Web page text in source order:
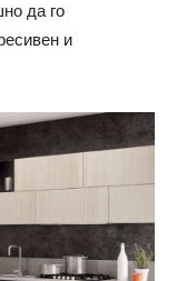
да го
и